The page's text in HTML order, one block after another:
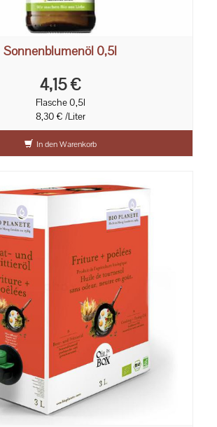
Sonnenblumenöl 0,5l
4,15 €
Flasche 0,5l
8,30 € /Liter
In den Warenkorb